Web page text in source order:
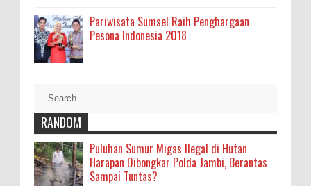
Pariwisata Sumsel Raih Penghargaan
Pesona Indonesia 2018
RANDOM
Puluhan Sumur Migas Ilegal di Hutan
Harapan Dibongkar Polda Jambi, Berantas
Sampai Tuntas?